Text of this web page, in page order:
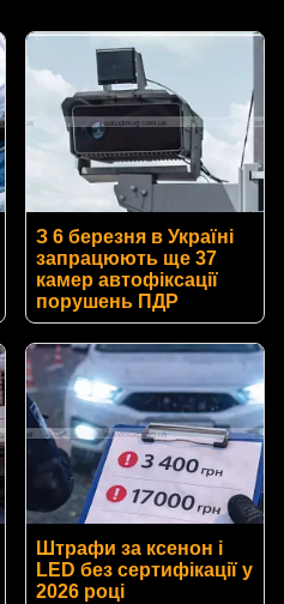
З 6 березня в Україні
запрацюють ще 37
камер автофіксації
порушень ПДР
Штрафи за ксенон і
LED без сертифікації у
2026 році